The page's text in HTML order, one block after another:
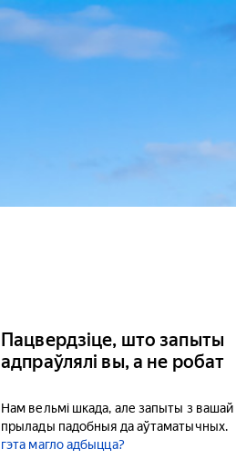
Пацвердзіце, што запыты
адпраўлялі вы, а не робат
Нам вельмі шкада, але запыты з вашай
прылады падобныя да аўтаматычных.
гэта магло адбыцца?